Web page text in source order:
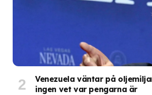
Venezuela väntar på
ingen vet var pengarna är